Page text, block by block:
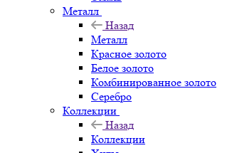
Металл
Назад
Металл
Красное золото
Белое золото
Комбинированное золото
Серебро
Коллекции
Назад
Коллекции